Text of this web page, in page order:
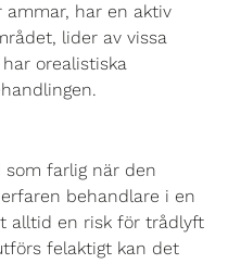
ammar, har en aktiv
lider av vissa
orealistiska
som farlig när den
behandlare i en
alltid en risk för trådlyft
felaktigt kan det